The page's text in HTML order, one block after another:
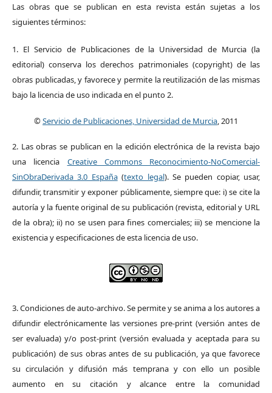
Las obras que se publican en esta revista están sujetas a los
siguientes términos:
1. El Servicio de Publicaciones de la Universidad de Murcia (la
editorial) conserva los derechos patrimoniales (copyright) de las
obras publicadas, y favorece y permite la reutilización de las mismas
bajo la licencia de uso indicada en el punto 2.
©Servicio de Publicaciones, Universidad de Murcia, 2011
2. Las obras se publican en la edición electrónica de la revista bajo
una licencia Creative Commons Reconocimiento-NoComercial-
SinObraDerivada 3.0 España(texto legal). Se pueden copiar, usar,
difundir, transmitir y exponer públicamente, siempre que: i) se cite la
autoría y la fuente original de su publicación (revista, editorial y URL
de la obra); ii) no se usen para fines comerciales; iii) se mencione la
existencia y especificaciones de esta licencia de uso.
3. Condiciones de auto-archivo. Se permite y se anima a los autores a
difundir electrónicamente las versiones pre-print (versión antes de
ser evaluada) y/o post-print (versión evaluada y aceptada para su
publicación) de sus obras antes de su publicación, ya que favorece
su circulación y difusión más temprana y con ello un posible
aumento en su citación y alcance entre la comunidad